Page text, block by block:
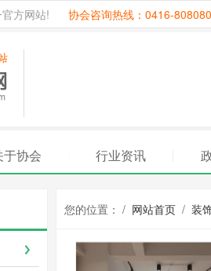
方网站! 协会咨询热线：0416-
于协会 行业资讯
您的位置： / 网站首页 / 装